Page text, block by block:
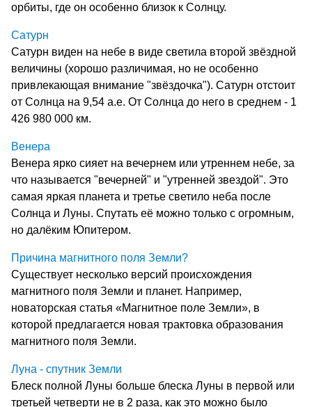
орбиты, где он особенно близок к Солнцу.
Сатурн
Сатурн виден на небе в виде светила второй звёздной
величины (хорошо различимая, но не особенно
привлекающая внимание "звёздочка"). Сатурн отстоит
от Солнца на 9,54 а.е. От Солнца до него в среднем - 1
426 980 000 км.
Венера
Венера ярко сияет на вечернем или утреннем небе, за
что называется "вечерней" и "утренней звездой". Это
самая яркая планета и третье светило неба после
Солнца и Луны. Спутать её можно только с огромным,
но далёким Юпитером.
Причина магнитного поля Земли?
Существует несколько версий происхождения
магнитного поля Земли и планет. Например,
новаторская статья «Магнитное поле Земли», в
которой предлагается новая трактовка образования
магнитного поля Земли.
Луна - спутник Земли
Блеск полной Луны больше блеска Луны в первой или
третьей четверти не в 2 раза, как это можно было